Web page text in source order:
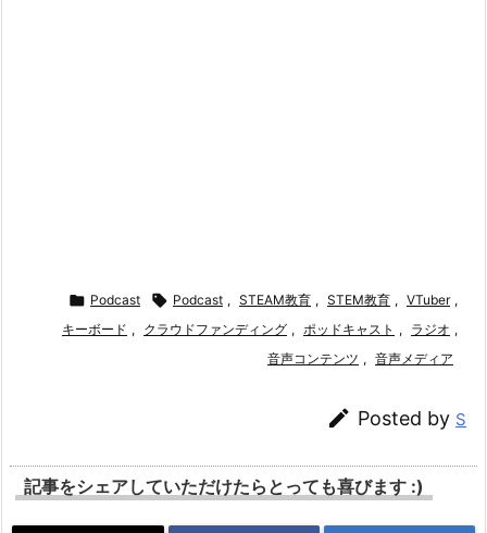
 Podcast  Podcast , STEAM教育 , STEM教育 , VTuber ,
キーボード , クラウドファンディング , ポッドキャスト , ラジオ ,
音声コンテンツ , 音声メディア
 Posted by S
記事をシェアしていただけたらとっても喜びます :)